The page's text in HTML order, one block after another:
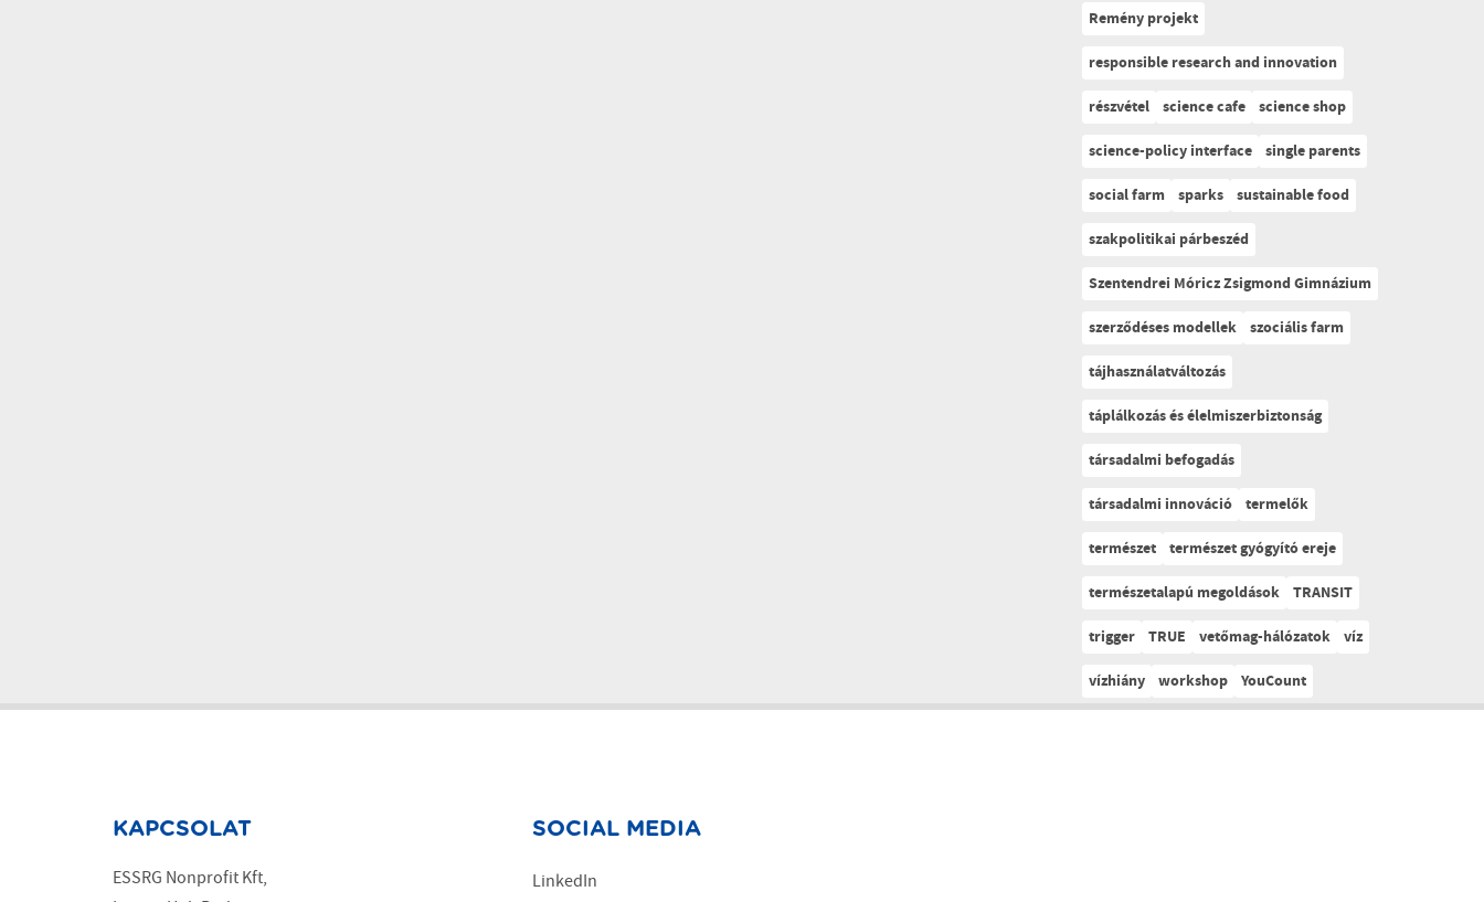
Remény projekt
responsible research and innovation
részvétel
science cafe
science shop
science-policy interface
single parents
social farm
sparks
sustainable food
szakpolitikai párbeszéd
Szentendrei Móricz Zsigmond Gimnázium
szerződéses modellek
szociális farm
tájhasználatváltozás
táplálkozás és élelmiszerbiztonság
társadalmi befogadás
társadalmi innováció
termelők
természet
természet gyógyító ereje
természetalapú megoldások
TRANSIT
trigger
TRUE vetőmag-hálózatok
víz
vízhiány
workshop YouCount
KAPCSOLAT
ESSRG Nonprofit Kft,
SOCIAL MEDIA
LinkedIn